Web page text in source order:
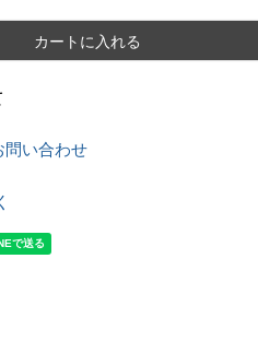
カートに入れる
問い合わせ